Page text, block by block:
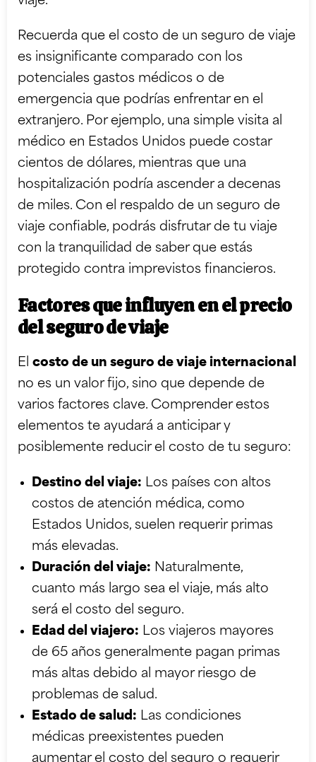
Recuerda que el costo de un seguro de viaje
es insignificante comparado con los
potenciales gastos médicos o de
emergencia que podrías enfrentar en el
extranjero. Por ejemplo, una simple visita al
médico en Estados Unidos puede costar
cientos de dólares, mientras que una
hospitalización podría ascender a decenas
de miles. Con el respaldo de un seguro de
viaje confiable, podrás disfrutar de tu viaje
con la tranquilidad de saber que estás
protegido contra imprevistos financieros.
Factores que influyen en el precio
del seguro de viaje
El costo de un seguro de viaje internacional
no es un valor fijo, sino que depende de
varios factores clave. Comprender estos
elementos te ayudará a anticipar y
posiblemente reducir el costo de tu seguro:
Destino del viaje: Los países con altos
costos de atención médica, como
Estados Unidos, suelen requerir primas
más elevadas.
Duración del viaje: Naturalmente,
cuanto más largo sea el viaje, más alto
será el costo del seguro.
Edad del viajero: Los viajeros mayores
de 65 años generalmente pagan primas
más altas debido al mayor riesgo de
problemas de salud.
Estado de salud: Las condiciones
médicas preexistentes pueden
aumentar el costo del seguro o requerir